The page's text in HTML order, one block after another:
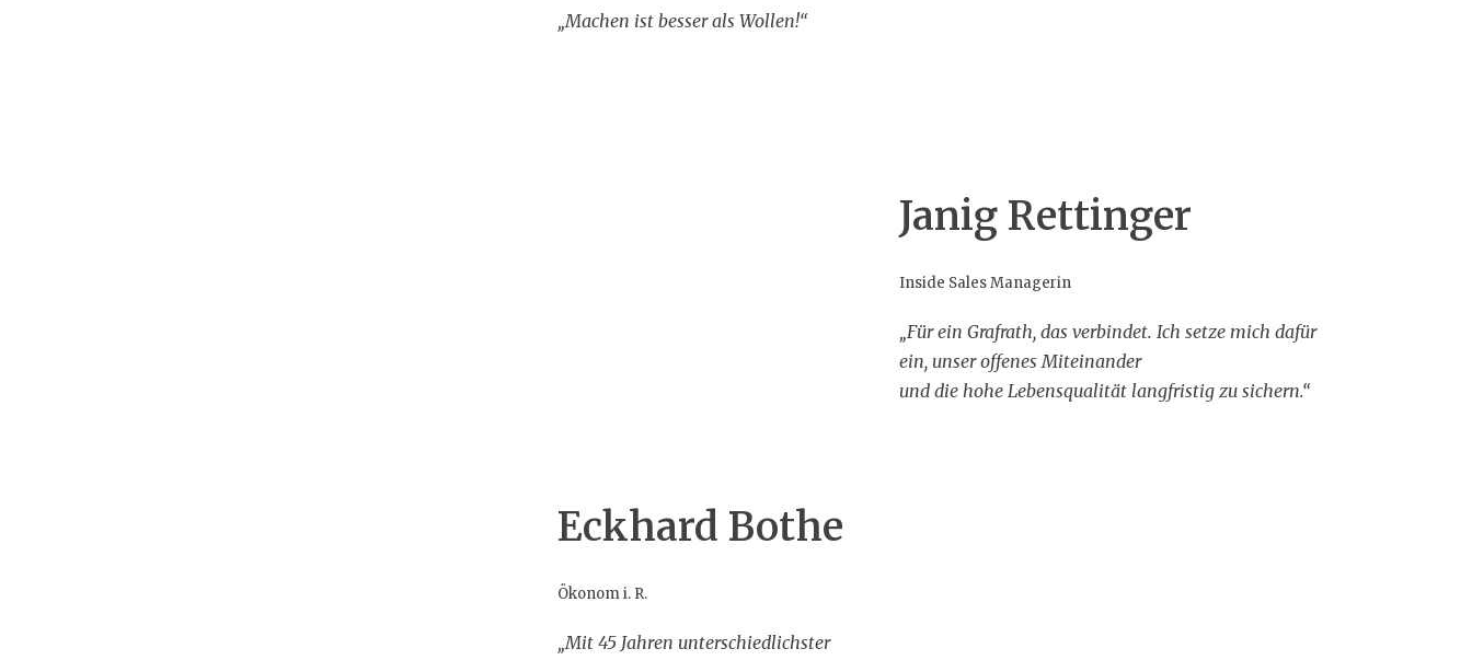
„Machen ist besser als Wollen!“
Janig Rettinger
Inside Sales Managerin
„Für ein Grafrath, das verbindet. Ich setze mich dafür
ein, unser offenes Miteinander
und die hohe Lebensqualität langfristig zu sichern.“
Eckhard Bothe
Ökonom i. R.
„Mit 45 Jahren unterschiedlichster